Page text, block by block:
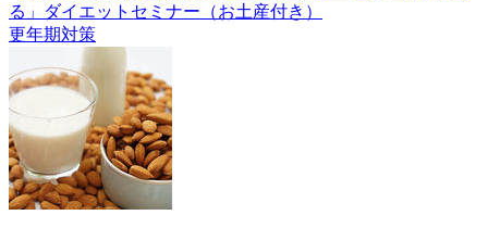
る」ダイエットセミナー（お土産付き）
更年期対策